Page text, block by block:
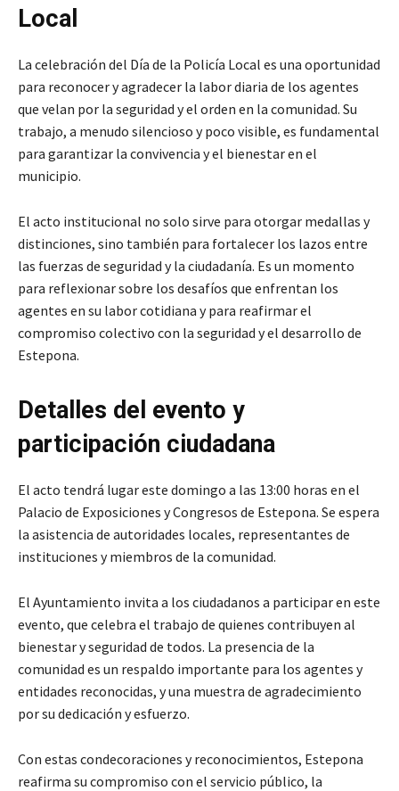
Local
La celebración del Día de la Policía Local es una oportunidad
para reconocer y agradecer la labor diaria de los agentes
que velan por la seguridad y el orden en la comunidad. Su
trabajo, a menudo silencioso y poco visible, es fundamental
para garantizar la convivencia y el bienestar en el
municipio.
El acto institucional no solo sirve para otorgar medallas y
distinciones, sino también para fortalecer los lazos entre
las fuerzas de seguridad y la ciudadanía. Es un momento
para reflexionar sobre los desafíos que enfrentan los
agentes en su labor cotidiana y para reafirmar el
compromiso colectivo con la seguridad y el desarrollo de
Estepona.
Detalles del evento y
participación ciudadana
El acto tendrá lugar este domingo a las 13:00 horas en el
Palacio de Exposiciones y Congresos de Estepona. Se espera
la asistencia de autoridades locales, representantes de
instituciones y miembros de la comunidad.
El Ayuntamiento invita a los ciudadanos a participar en este
evento, que celebra el trabajo de quienes contribuyen al
bienestar y seguridad de todos. La presencia de la
comunidad es un respaldo importante para los agentes y
entidades reconocidas, y una muestra de agradecimiento
por su dedicación y esfuerzo.
Con estas condecoraciones y reconocimientos, Estepona
reafirma su compromiso con el servicio público, la